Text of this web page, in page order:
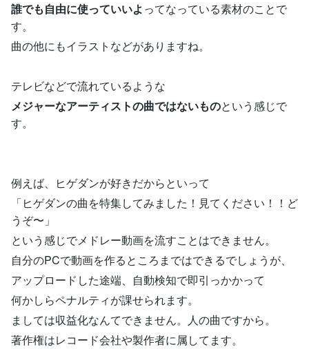
誰でも自由に使っていいよってなっている素材のことで
す。
曲の他にもイラストなどがありますね。
テレビなどで流れているような
メジャーなアーティストの曲ではないものという感じで
す。
例えば、ヒゲダンが好きだからといって
「ヒゲダンの曲を特集してみました！見てください！！ど
うぞ〜」
という感じでメドレー動画を流すことはできません。
自分のPCで動画を作るところまではできるでしょうが、
アップロードした途端、自動検知で即引っかかって
何かしらペナルティが課せられます。
ましては収益化なんてできません。人の曲ですから。
著作権はレコード会社や製作者に属してます。